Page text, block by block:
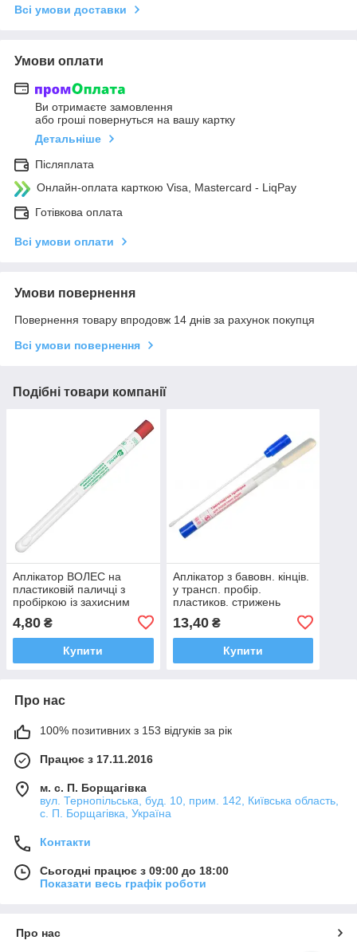
Всі умови доставки
Умови оплати
Ви отримаєте замовлення
або гроші повернуться на вашу картку
Детальніше
Післяплата
Онлайн-оплата карткою Visa, Mastercard - LiqPay
Готівкова оплата
Всі умови оплати
Умови повернення
Повернення товару впродовж 14 днів за рахунок покупця
Всі умови повернення
Подібні товари компанії
Аплікатор ВОЛЕС на
пластиковій паличці з
пробіркою із захисним
4,80 ₴
Купити
Аплікатор з бавовн. кінців.
у трансп. пробір.
пластиков. стрижень
13,40₴
Купити
Про нас
100% позитивних з 153 відгуків за рік
Працює з 17.11.2016
м. с. П. Борщагівка
вул. Тернопільська, буд. 10, прим. 142, Київська область,
с. П. Борщагівка, Україна
Контакти
Сьогодні працює з 09:00 до 18:00
Показати весь графік роботи
Про нас